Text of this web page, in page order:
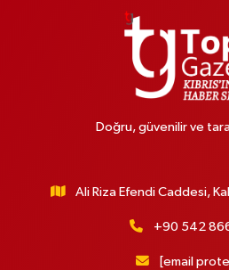
Doğru, güvenilir ve
Ali Riza Efendi Caddesi,
+90 542
[email